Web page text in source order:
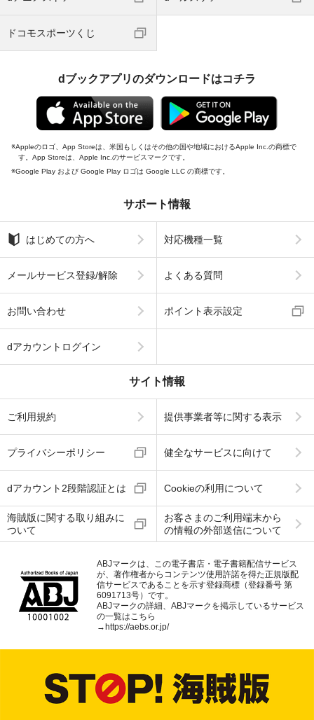
ドコモスポーツくじ
dブックアプリのダウンロードはコチラ
Appleのロゴ、App Storeは、米国もしくはその他の国や地域におけるApple Inc.の商標で
す。App Storeは、Apple Inc.のサービスマークです。
Google Play および Google Play ロゴは Google LLC の商標です。
サポート情報
はじめての方へ 対応機種一覧
メールサービス登録/解除 よくある質問
お問い合わせ ポイント表示設定
dアカウントログイン
サイト情報
ご利用規約 提供事業者等に関する表示
プライバシーポリシー 健全なサービスに向けて
dアカウント2段階認証とは Cookieの利用について
海賊版に関する取り組みに
ついて
お客さまのご利用端末から
の情報の外部送信について
ABJマークは、この電子書店・電子書籍配信サービス
が、著作権者からコンテンツ使用許諾を得た正規版配
信サービスであることを示す登録商標（登録番号 第
6091713号）です。
ABJマークの詳細、ABJマークを掲示しているサービス
の一覧はこちら
→ https://aebs.or.jp/